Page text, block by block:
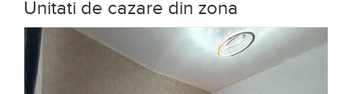
Unitati de cazare din zona